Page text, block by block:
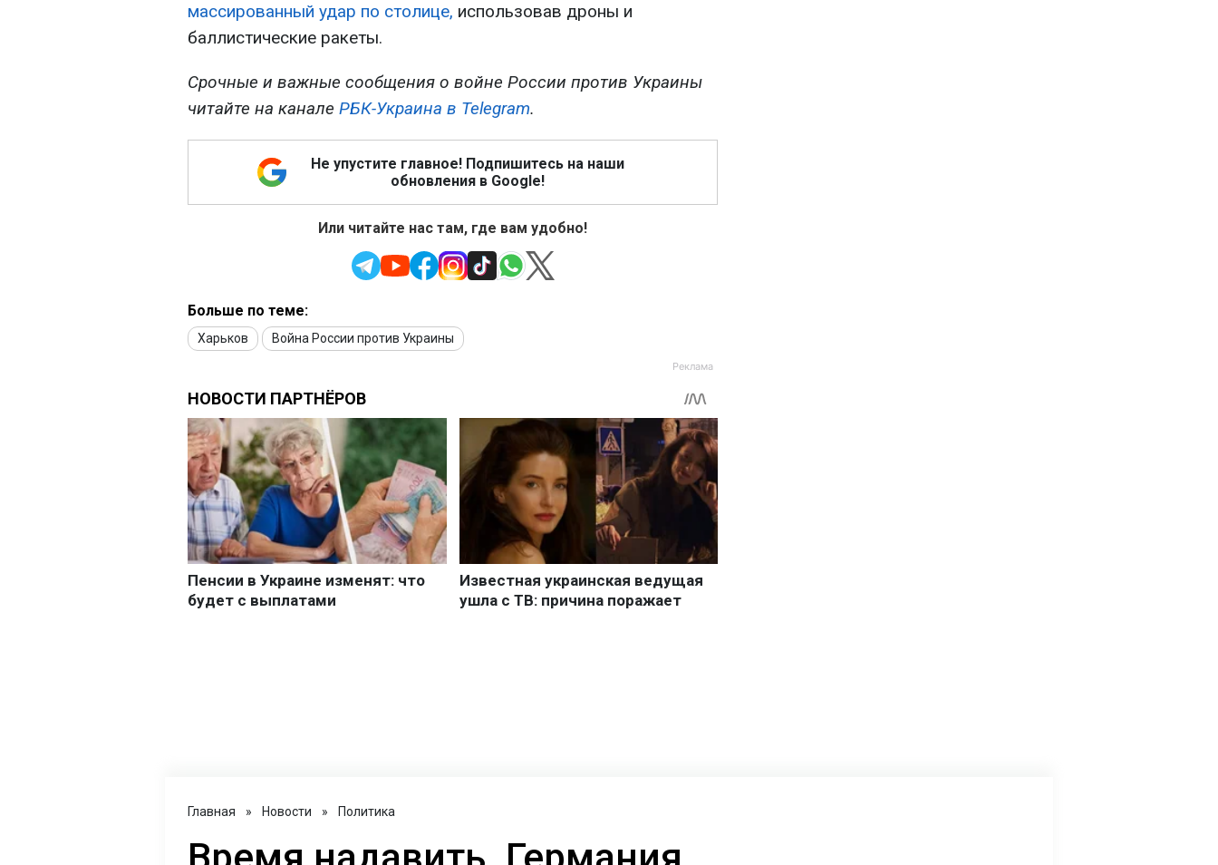
массированный удар по столице, использовав дроны и
баллистические ракеты.
Срочные и важные сообщения о войне России против Украины
читайте на канале РБК-Украина в Telegram.
Не упустите главное! Подпишитесь на наши
обновления в Google!
Или читайте нас там, где вам удобно!
Больше по теме:
Харьков Война России против Украины
Главная » Новости » Политика